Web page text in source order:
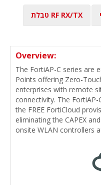
RF RX/TX טבלת
Overview:
The FortiAP-C series are
Points offering Zero-
enterprises with remote
connectivity. The
the FREE FortiCloud
eliminating the CAPEX
onsite WLAN controllers